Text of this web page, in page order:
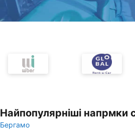
Найпопулярніші напрмки
Бергамо